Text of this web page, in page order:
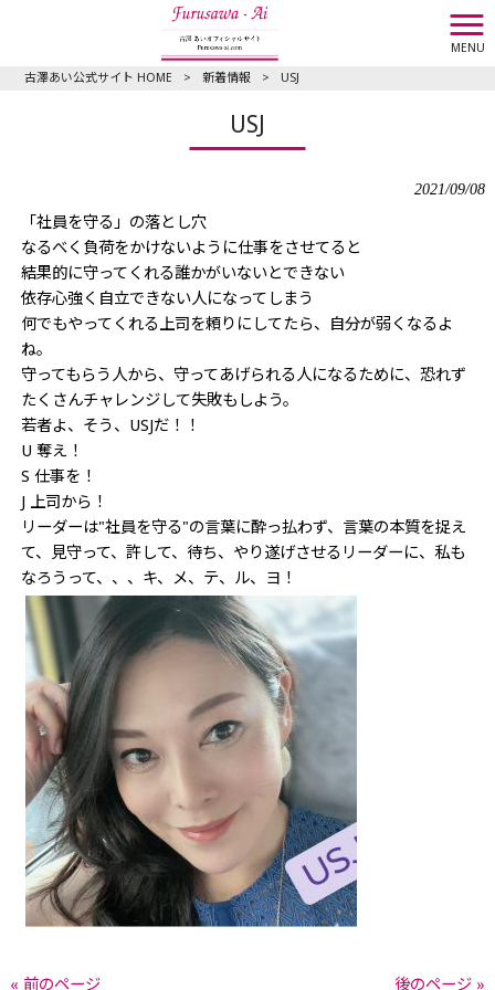
MENU
古澤あい公式サイト HOME > 新着情報 > USJ
USJ
2021/09/08
「社員を守る」の落とし穴
なるべく負荷をかけないように仕事をさせてると
結果的に守ってくれる誰かがいないとできない
依存心強く自立できない人になってしまう
何でもやってくれる上司を頼りにしてたら、自分が弱くなるよ
ね。
守ってもらう人から、守ってあげられる人になるために、恐れず
たくさんチャレンジして失敗もしよう。
若者よ、そう、USJだ！！
U 奪え！
S 仕事を！
J 上司から！
リーダーは"社員を守る"の言葉に酔っ払わず、言葉の本質を捉え
て、見守って、許して、待ち、やり遂げさせるリーダーに、私も
なろうって、、、キ、メ、テ、ル、ヨ！
« 前のページ 後のページ »